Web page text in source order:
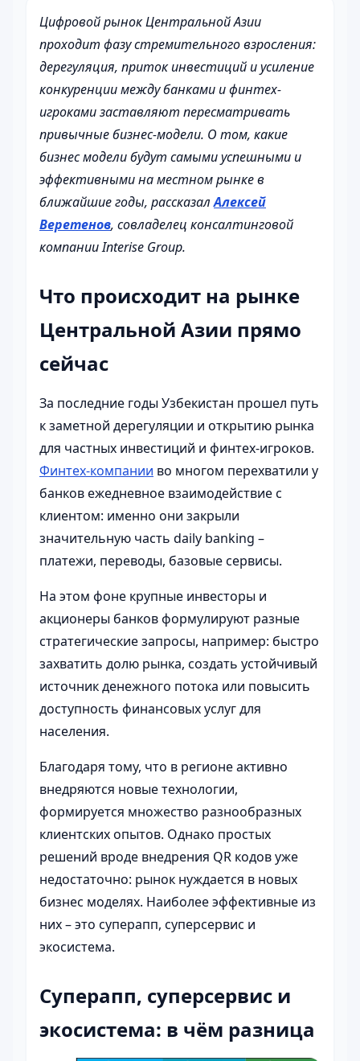
Цифровой рынок Центральной Азии
проходит фазу стремительного взросления:
дерегуляция, приток инвестиций и усиление
конкуренции между банками и финтех-
игроками заставляют пересматривать
привычные бизнес-модели. О том, какие
бизнес модели будут самыми успешными и
эффективными на местном рынке в
ближайшие годы, рассказалАлексей
Веретенов, совладелец консалтинговой
компании Interise Group.
Что происходит на рынке
Центральной Азии прямо
сейчас
За последние годы Узбекистан прошел путь
к заметной дерегуляции и открытию рынка
для частных инвестиций и финтех-игроков.
Финтех-компании во многом перехватили у
банков ежедневное взаимодействие с
клиентом: именно они закрыли
значительную часть daily banking –
платежи, переводы, базовые сервисы.
На этом фоне крупные инвесторы и
акционеры банков формулируют разные
стратегические запросы, например: быстро
захватить долю рынка, создать устойчивый
источник денежного потока или повысить
доступность финансовых услуг для
населения.
Благодаря тому, что в регионе активно
внедряются новые технологии,
формируется множество разнообразных
клиентских опытов. Однако простых
решений вроде внедрения QR кодов уже
недостаточно: рынок нуждается в новых
бизнес моделях. Наиболее эффективные из
них – это суперапп, суперсервис и
экосистема.
Суперапп, суперсервис и
экосистема: в чём разница